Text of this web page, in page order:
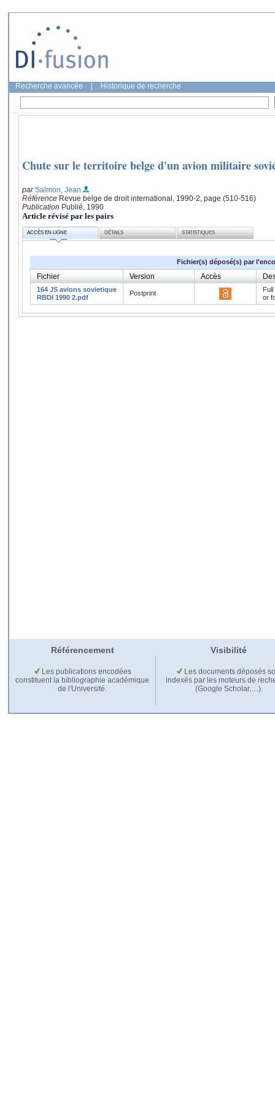
Recherche avancée Historique de recherche
Chute sur le territoire belge d'un avion militaire
parSalmon, Jean
Référence Revue belge de droit international, 1990-2, page (510-516)
Publication Publié, 1990
Article révisé par les pairs
ACCÈS EN LIGNE DÉTAILS STATISTIQUES
Fichier(s) déposé(s) par
Fichier Version Accès
164 JS avions sovietique
RBDI 1990 2.pdf
Postprint
or
Référencement Visibilité
Les publications encodées
constituent la bibliographie académique
de l'Université.
Les documents déposés
indexés par les moteurs de
(Google Scholar,…).